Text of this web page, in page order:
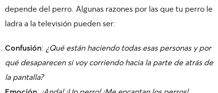
depende del perro. Algunas razones por las que tu perro le
ladra a la televisión pueden ser:
Confusión: ¿Qué están haciendo todas esas personas y por
qué desaparecen si voy corriendo hacia la parte de atrás de
la pantalla?